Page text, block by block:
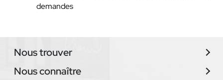
demandes
Nous trouver
Nous connaître